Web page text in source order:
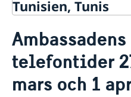
Tunisien, Tunis
Om oss
Så stöttar vi svenska
Team Sweden
telefontider
mars och 1